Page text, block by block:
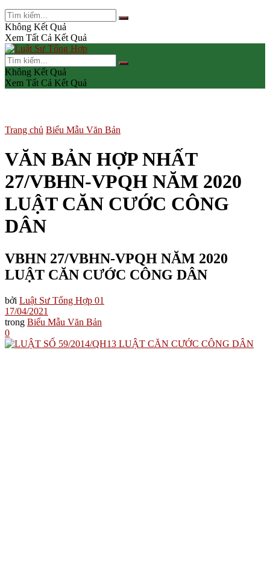
Không Kết Quả
Xem Tất Cả Kết Quả
Không Kết Quả
Xem Tất Cả Kết Quả
Trang chủ Biểu Mẫu Văn Bản
VĂN BẢN HỢP NHẤT
27/VBHN-VPQH NĂM 2020
LUẬT CĂN CƯỚC CÔNG
DÂN
VBHN 27/VBHN-VPQH NĂM 2020
LUẬT CĂN CƯỚC CÔNG DÂN
bởi Luật Sư Tổng Hợp 01
17/04/2021
trong Biểu Mẫu Văn Bản
0